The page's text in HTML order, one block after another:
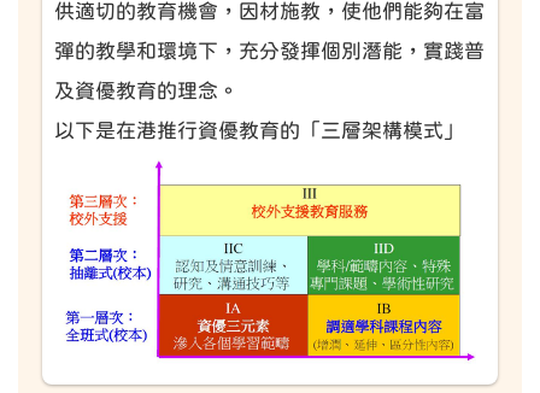
供適切的教育機會，因材施教，使他們能夠在富
彈的教學和環境下，充分發揮個別潛能，實踐普
及資優教育的理念。
以下是在港推行資優教育的「三層架構模式」